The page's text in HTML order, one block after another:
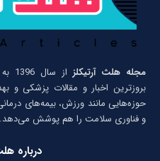
مجله هلث آرتیکلز
بروزترین اخبار و مقالات پزشکی و
حوزه‌هایی مانند ورزش، بیمه‌های
و فناوری سلامت را هم پوشش می‌دهد.
درباره